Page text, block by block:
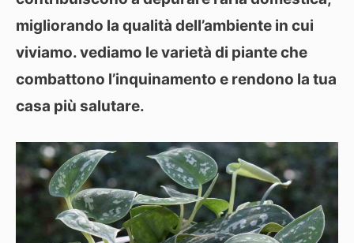
migliorando la qualità dell’ambiente in cui
viviamo. vediamo le varietà di piante che
combattono l’inquinamento e rendono la tua
casa più salutare.